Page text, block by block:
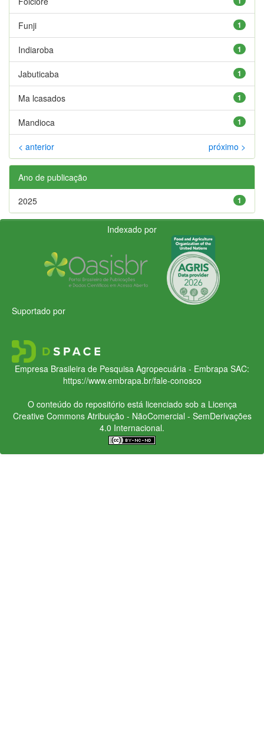
1
Funji
1
Indiaroba
1
Jabuticaba
1
Ma lcasados
1
Mandioca
< anterior próximo >
Ano de publicação
1
2025
Indexado por
Suportado por
Empresa Brasileira de Pesquisa Agropecuária - Embrapa SAC:
https://www.embrapa.br/fale-conosco
O conteúdo do repositório está licenciado sob a Licença
Creative CommonsAtribuição - NãoComercial - SemDerivações
4.0 Internacional.